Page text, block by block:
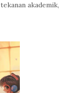
akademik,